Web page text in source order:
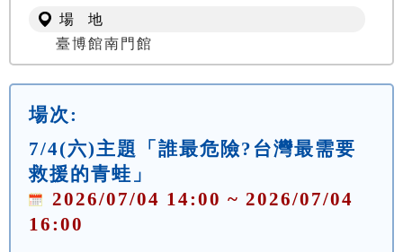
場 地
臺博館南門館
場次:
7/4(六)主題「誰最危險?台灣最需要
救援的青蛙」
2026/07/04 14:00 ~ 2026/07/04
16:00